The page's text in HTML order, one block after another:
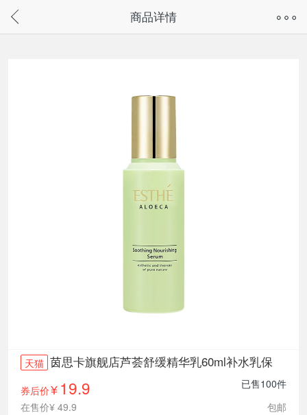
请通过微信或支付宝搜“奇兔客小程序”访问
商品详情
天猫 茵思卡旗舰店芦荟舒缓精华乳60ml补水乳保
券后价¥ 19.9
已售100件
在售价¥ 49.9
包邮